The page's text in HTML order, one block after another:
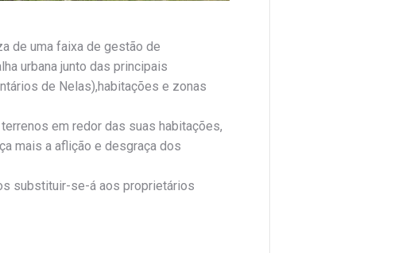
de uma faixa de gestão de
urbana junto das principais
de Nelas),habitações e zonas
em redor das suas habitações,
mais a aflição e desgraça dos
substituir-se-á aos proprietários